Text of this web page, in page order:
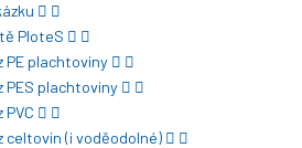
PloteS
PE plachtoviny
PES plachtoviny
PVC
celtovin (i voděodolné)